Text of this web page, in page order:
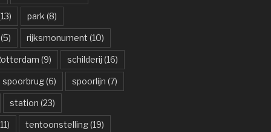
park (8)
rijksmonument (10)
(9) schilderij (16)
spoorbrug(6) spoorlijn (7)
station (23)
tentoonstelling(19)